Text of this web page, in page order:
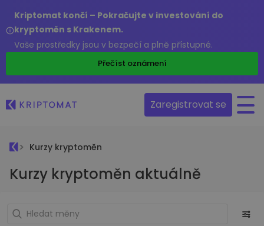
Kriptomat končí – Pokračujte v investování do
kryptoměn s Krakenem.
Vaše prostředky jsou v bezpečí a plně přístupné.
Přečíst oznámení
Zaregistrovat se
Kurzy kryptoměn
Kurzy kryptoměn aktuálně